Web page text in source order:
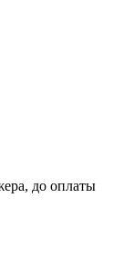
до оплаты